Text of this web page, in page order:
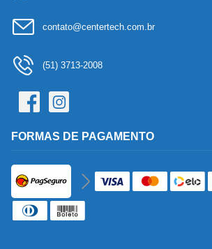
contato@centertech.com.br
(51) 3713-2008
FORMAS DE PAGAMENTO